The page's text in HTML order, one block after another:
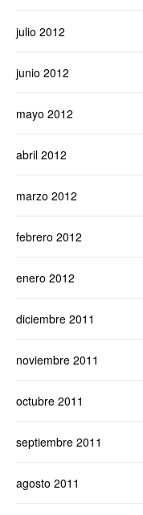
julio 2012
junio 2012
mayo 2012
abril 2012
marzo 2012
febrero 2012
enero 2012
diciembre 2011
noviembre 2011
octubre 2011
septiembre 2011
agosto 2011